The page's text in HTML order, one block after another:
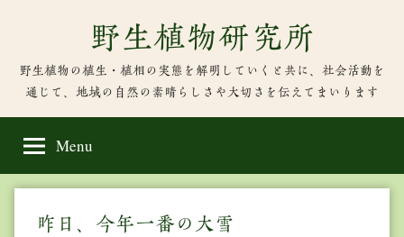
content
野生植物研究所
野生植物の植生・植相の実態を解明していくと共に、社会活動を
通じて、地域の自然の素晴らしさや大切さを伝えてまいります
Menu
昨日、今年一番の大雪